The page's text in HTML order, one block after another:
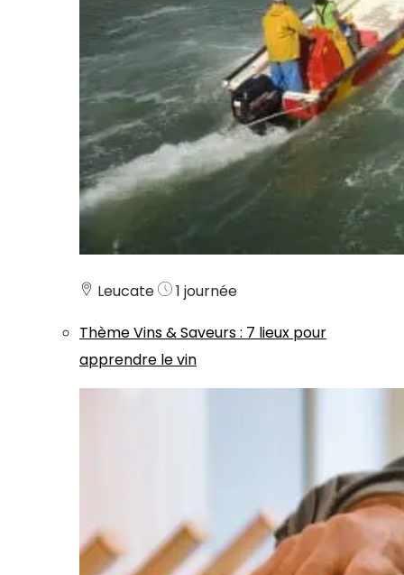
Leucate
1 journée
ThèmeVins & Saveurs: 7 lieux pour
apprendre le vin